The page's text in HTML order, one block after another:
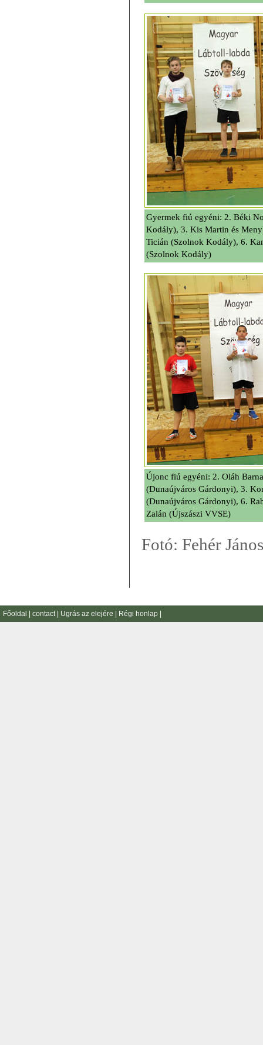
Gyermek fiú egyéni: 2. Béki
Kodály), 3. Kis Martin és
Ticián (Szolnok Kodály), 6.
(Szolnok Kodály)
Újonc fiú egyéni: 2. Oláh
(Dunaújváros Gárdonyi), 3.
(Dunaújváros Gárdonyi), 6.
Zalán (Újszászi VVSE)
Fotó: Fehér János
Főoldal contact Ugrás az elejére Régi honlap